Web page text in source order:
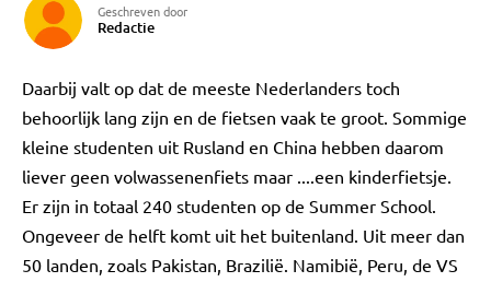
Geschreven door
Redactie
Daarbij valt op dat de meeste Nederlanders toch
behoorlijk lang zijn en de fietsen vaak te groot. Sommige
kleine studenten uit Rusland en China hebben daarom
liever geen volwassenenfiets maar ....een kinderfietsje.
Er zijn in totaal 240 studenten op de Summer School.
Ongeveer de helft komt uit het buitenland. Uit meer dan
50 landen, zoals Pakistan, Brazilië. Namibië, Peru, de VS